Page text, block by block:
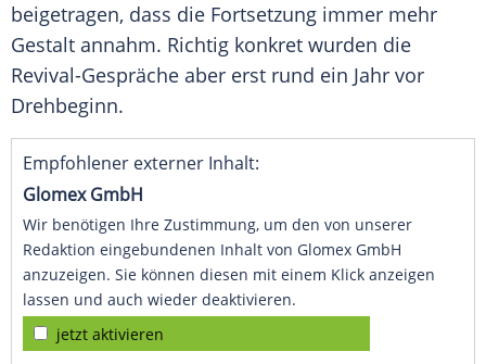
beigetragen, dass die Fortsetzung immer mehr
Gestalt annahm. Richtig konkret wurden die
Revival-Gespräche aber erst rund ein Jahr vor
Drehbeginn.
Empfohlener externer Inhalt:
Glomex GmbH
Wir benötigen Ihre Zustimmung, um den von unserer
Redaktion eingebundenen Inhalt von Glomex GmbH
anzuzeigen. Sie können diesen mit einem Klick anzeigen
lassen und auch wieder deaktivieren.
jetzt aktivieren